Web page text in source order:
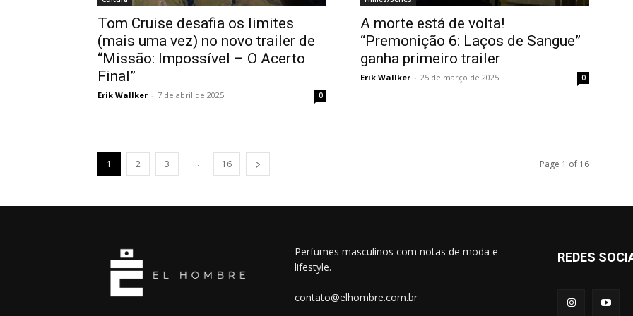
Tom Cruise desafia os limites
(mais uma vez) no novo trailer de
“Missão: Impossível – O Acerto
Final”
Erik Wallker - 7 de abril de 2025 0
A morte está de volta!
“Premonição 6: Laços de Sangue”
ganha primeiro trailer
Erik Wallker - 25 de março de 2025 0
1 2 3 ... 16 Page 1 of 16
Perfumes masculinos com notas de moda e
lifestyle.
contato@elhombre.com.br
REDES